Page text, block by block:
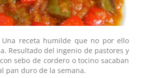
Una receta humilde que no por ello
Resultado del ingenio de pastores y
sebo de cordero o tocino sacaban
pan duro de la semana.